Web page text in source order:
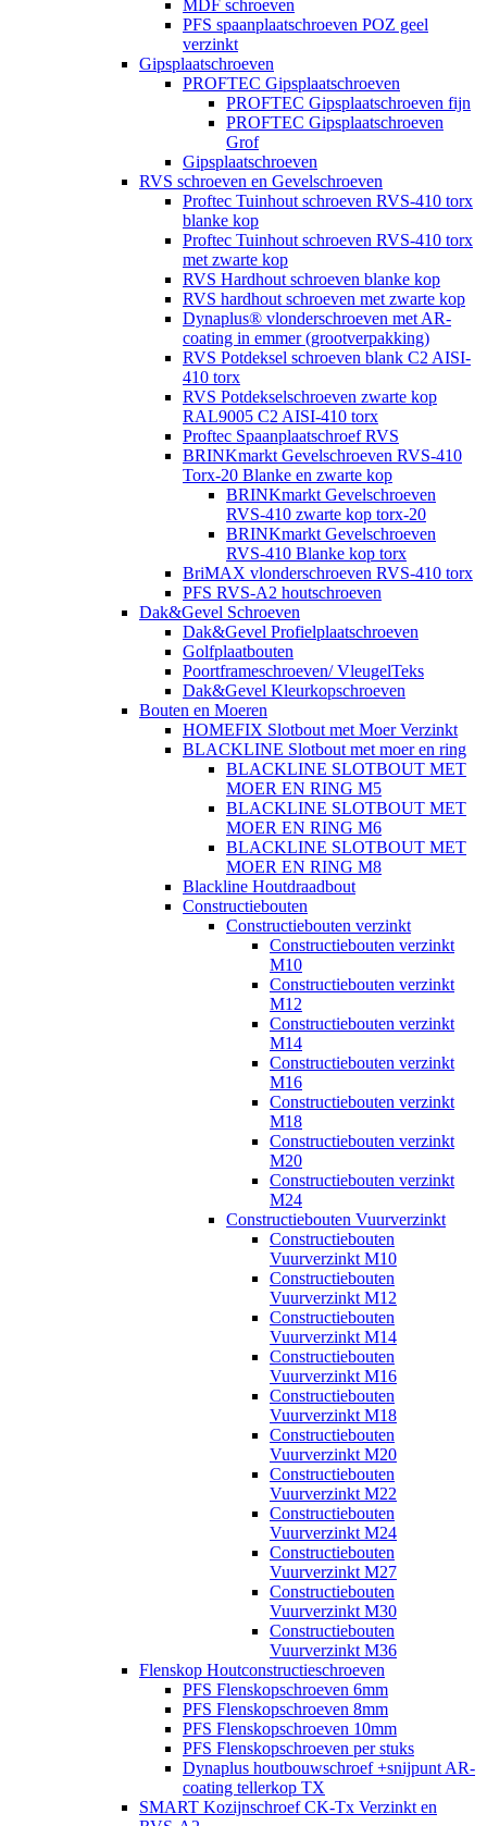
MDF schroeven
PFS spaanplaatschroeven POZ geel
verzinkt
Gipsplaatschroeven
PROFTEC Gipsplaatschroeven
PROFTEC Gipsplaatschroeven fijn
PROFTEC Gipsplaatschroeven
Grof
Gipsplaatschroeven
RVS schroeven en Gevelschroeven
Proftec Tuinhout schroeven RVS-410 torx
blanke kop
Proftec Tuinhout schroeven RVS-410 torx
met zwarte kop
RVS Hardhout schroeven blanke kop
RVS hardhout schroeven met zwarte kop
Dynaplus® vlonderschroeven met AR-
coating in emmer (grootverpakking)
RVS Potdeksel schroeven blank C2 AISI-
410 torx
RVS Potdekselschroeven zwarte kop
RAL9005 C2 AISI-410 torx
Proftec Spaanplaatschroef RVS
BRINKmarkt Gevelschroeven RVS-410
Torx-20 Blanke en zwarte kop
BRINKmarkt Gevelschroeven
RVS-410 zwarte kop torx-20
BRINKmarkt Gevelschroeven
RVS-410 Blanke kop torx
BriMAX vlonderschroeven RVS-410 torx
PFS RVS-A2 houtschroeven
Dak&Gevel Schroeven
Dak&Gevel Profielplaatschroeven
Golfplaatbouten
Poortframeschroeven/ VleugelTeks
Dak&Gevel Kleurkopschroeven
Bouten en Moeren
HOMEFIX Slotbout met Moer Verzinkt
BLACKLINE Slotbout met moer en ring
BLACKLINE SLOTBOUT MET
MOER EN RING M5
BLACKLINE SLOTBOUT MET
MOER EN RING M6
BLACKLINE SLOTBOUT MET
MOER EN RING M8
Blackline Houtdraadbout
Constructiebouten
Constructiebouten verzinkt
Constructiebouten verzinkt
M10
Constructiebouten verzinkt
M12
Constructiebouten verzinkt
M14
Constructiebouten verzinkt
M16
Constructiebouten verzinkt
M18
Constructiebouten verzinkt
M20
Constructiebouten verzinkt
M24
Constructiebouten Vuurverzinkt
Constructiebouten
Vuurverzinkt M10
Constructiebouten
Vuurverzinkt M12
Constructiebouten
Vuurverzinkt M14
Constructiebouten
Vuurverzinkt M16
Constructiebouten
Vuurverzinkt M18
Constructiebouten
Vuurverzinkt M20
Constructiebouten
Vuurverzinkt M22
Constructiebouten
Vuurverzinkt M24
Constructiebouten
Vuurverzinkt M27
Constructiebouten
Vuurverzinkt M30
Constructiebouten
Vuurverzinkt M36
Flenskop Houtconstructieschroeven
PFS Flenskopschroeven 6mm
PFS Flenskopschroeven 8mm
PFS Flenskopschroeven 10mm
PFS Flenskopschroeven per stuks
Dynaplus houtbouwschroef +snijpunt AR-
coating tellerkop TX
SMART Kozijnschroef CK-Tx Verzinkt en